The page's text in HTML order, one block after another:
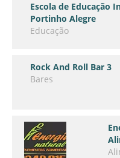
Escola de Educação
Portinho Alegre
Educação
Rock And Roll Bar 3
Bares